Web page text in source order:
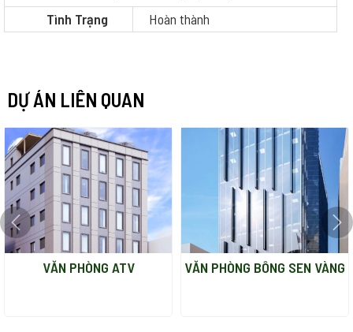
Tình Trạng
Hoàn thành
DỰ ÁN LIÊN QUAN
VĂN PHÒNG ATV VĂN PHÒNG BÔNG SEN VÀNG